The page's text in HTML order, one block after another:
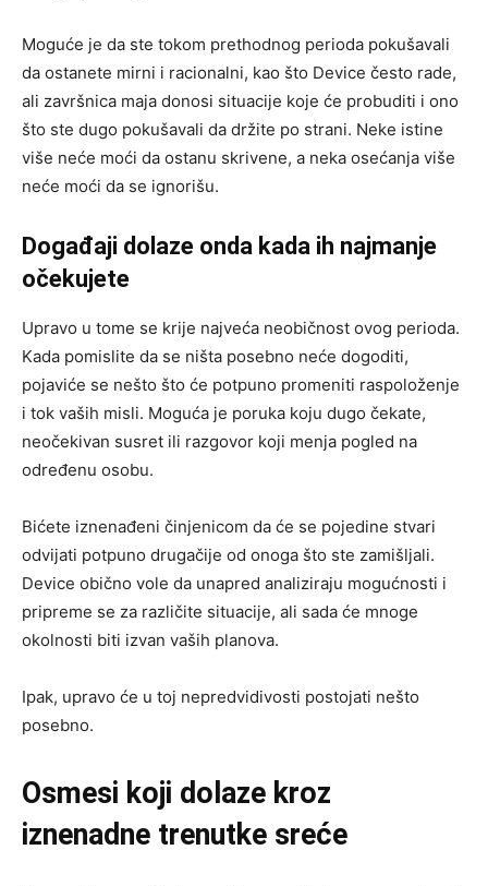
Moguće je da ste tokom prethodnog perioda pokušavali
da ostanete mirni i racionalni, kao što Device često rade,
ali završnica maja donosi situacije koje će probuditi i ono
što ste dugo pokušavali da držite po strani. Neke istine
više neće moći da ostanu skrivene, a neka osećanja više
neće moći da se ignorišu.
Događaji dolaze onda kada ih najmanje
očekujete
Upravo u tome se krije najveća neobičnost ovog perioda.
Kada pomislite da se ništa posebno neće dogoditi,
pojaviće se nešto što će potpuno promeniti raspoloženje
i tok vaših misli. Moguća je poruka koju dugo čekate,
neočekivan susret ili razgovor koji menja pogled na
određenu osobu.
Bićete iznenađeni činjenicom da će se pojedine stvari
odvijati potpuno drugačije od onoga što ste zamišljali.
Device obično vole da unapred analiziraju mogućnosti i
pripreme se za različite situacije, ali sada će mnoge
okolnosti biti izvan vaših planova.
Ipak, upravo će u toj nepredvidivosti postojati nešto
posebno.
Osmesi koji dolaze kroz
iznenadne trenutke sreće